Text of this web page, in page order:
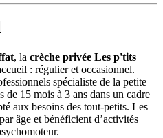
, la crèche privée Les p'tits
: régulier et occasionnel.
spécialiste de la petite
de 15 mois à 3 ans dans un cadre
aux besoins des tout-petits. Les
âge et bénéficient d’activités